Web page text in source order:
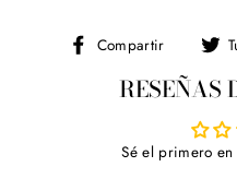
Compartir
RESEÑAS
Sé el primero